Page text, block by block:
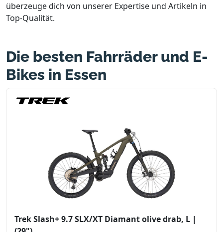
überzeuge dich von unserer Expertise und Artikeln in
Top-Qualität.
Die besten Fahrräder und E-
Bikes in Essen
Trek Slash+ 9.7 SLX/XT Diamant olive drab, L |